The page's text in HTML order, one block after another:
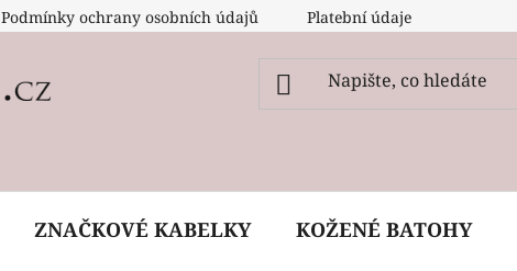
Podmínky ochrany osobních údajů Platební údaje
ZNAČKOVÉ KABELKY KOŽENÉ BATOHY